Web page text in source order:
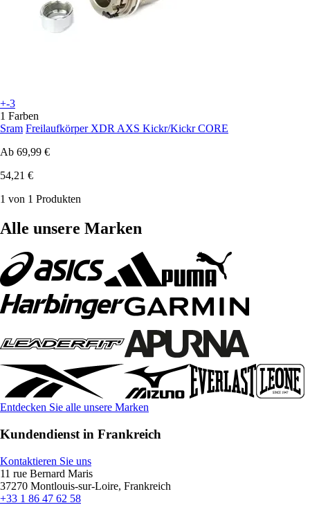
+-3
1 Farben
Sram Freilaufkörper XDR AXS Kickr/Kickr CORE
Ab 69,99 €
54,21 €
1 von 1 Produkten
Alle unsere Marken
Entdecken Sie alle unsere Marken
Kundendienst in Frankreich
Kontaktieren Sie uns
11 rue Bernard Maris
37270 Montlouis-sur-Loire, Frankreich
+33 1 86 47 62 58